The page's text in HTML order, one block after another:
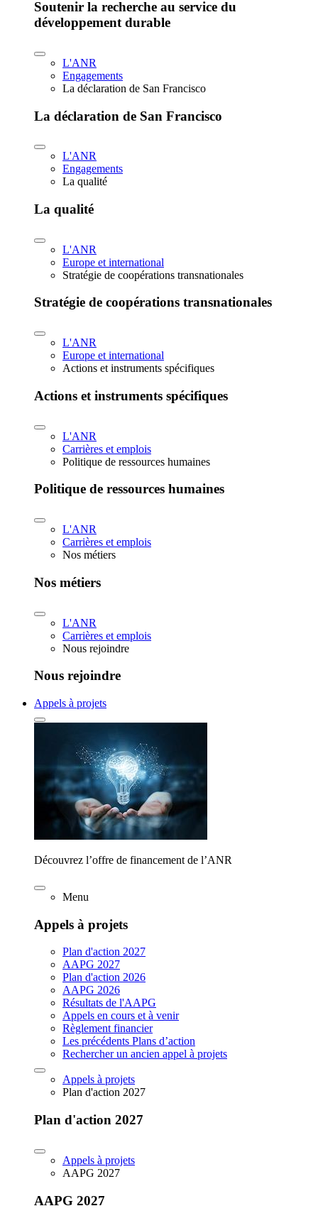
Soutenir la recherche au service du
développement durable
L'ANR
Engagements
La déclaration de San Francisco
La déclaration de San Francisco
L'ANR
Engagements
La qualité
La qualité
L'ANR
Europe et international
Stratégie de coopérations transnationales
Stratégie de coopérations transnationales
L'ANR
Europe et international
Actions et instruments spécifiques
Actions et instruments spécifiques
L'ANR
Carrières et emplois
Politique de ressources humaines
Politique de ressources humaines
L'ANR
Carrières et emplois
Nos métiers
Nos métiers
L'ANR
Carrières et emplois
Nous rejoindre
Nous rejoindre
Appels à projets
Découvrez l’offre de financement de l’ANR
Menu
Appels à projets
Plan d'action 2027
AAPG 2027
Plan d'action 2026
AAPG 2026
Résultats de l'AAPG
Appels en cours et à venir
Règlement financier
Les précédents Plans d’action
Rechercher un ancien appel à projets
Appels à projets
Plan d'action 2027
Plan d'action 2027
Appels à projets
AAPG 2027
AAPG 2027